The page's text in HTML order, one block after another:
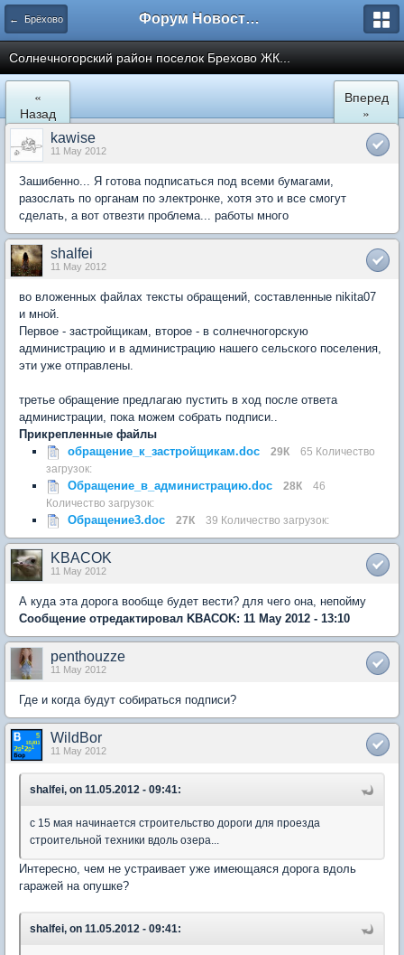
← Брёхово Форум Новостройки
Cолнечногорский район поселок Брехово ЖК...
«
Назад
Вперед
»
kawise
11 May 2012
Зашибенно... Я готова подписаться под всеми бумагами,
разослать по органам по электронке, хотя это и все смогут
сделать, а вот отвезти проблема... работы много
shalfei
11 May 2012
во вложенных файлах тексты обращений, составленные nikita07
и мной.
Первое - застройщикам, второе - в солнечногорскую
администрацию и в администрацию нашего сельского поселения,
эти уже отправлены.
третье обращение предлагаю пустить в ход после ответа
администрации, пока можем собрать подписи..
Прикрепленные файлы
обращение_к_застройщикам.doc
29К
65 Количество
загрузок:
Обращение_в_администрацию.doc 28К
46
Количество загрузок:
Обращение3.doc 27К 39 Количество загрузок:
KBACOK
11 May 2012
А куда эта дорога вообще будет вести? для чего она, непойму
Сообщение отредактировал KBACOK: 11 May 2012 - 13:10
penthouzze
11 May 2012
Где и когда будут собираться подписи?
WildBor
11 May 2012
shalfei, on 11.05.2012 - 09:41:
с 15 мая начинается строительство дороги для проезда
строительной техники вдоль озера...
Интересно, чем не устраивает уже имеющаяся дорога вдоль
гаражей на опушке?
shalfei, on 11.05.2012 - 09:41: